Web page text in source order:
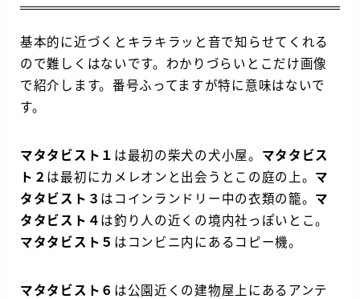
基本的に近づくとキラキラッと音で知らせてくれる
ので難しくはないです。わかりづらいとこだけ画像
で紹介します。番号ふってますが特に意味はないで
す。
マタタビスト１ は最初の柴犬の犬小屋。 マタタビス
ト２ は最初にカメレオンと出会うとこの庭の上。 マ
タタビスト３ はコインランドリー中の衣類の籠。 マ
タタビスト４ は釣り人の近くの境内社っぽいとこ。
マタタビスト５ はコンビニ内にあるコピー機。
マタタビスト６ は公園近くの建物屋上にあるアンテ